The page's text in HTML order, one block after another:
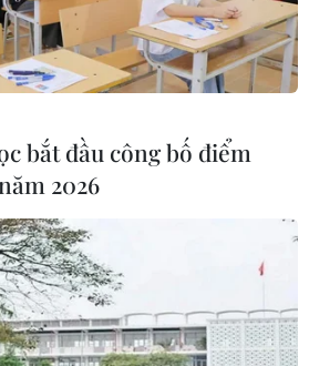
đỉnh Mỹ-Trung: Nỗ lực
chung
và Chủ tịch Tập Cận Bình đều kêu
Mỹ-Trung lành mạnh và ổn định.
bắt đầu công bố điểm
2026